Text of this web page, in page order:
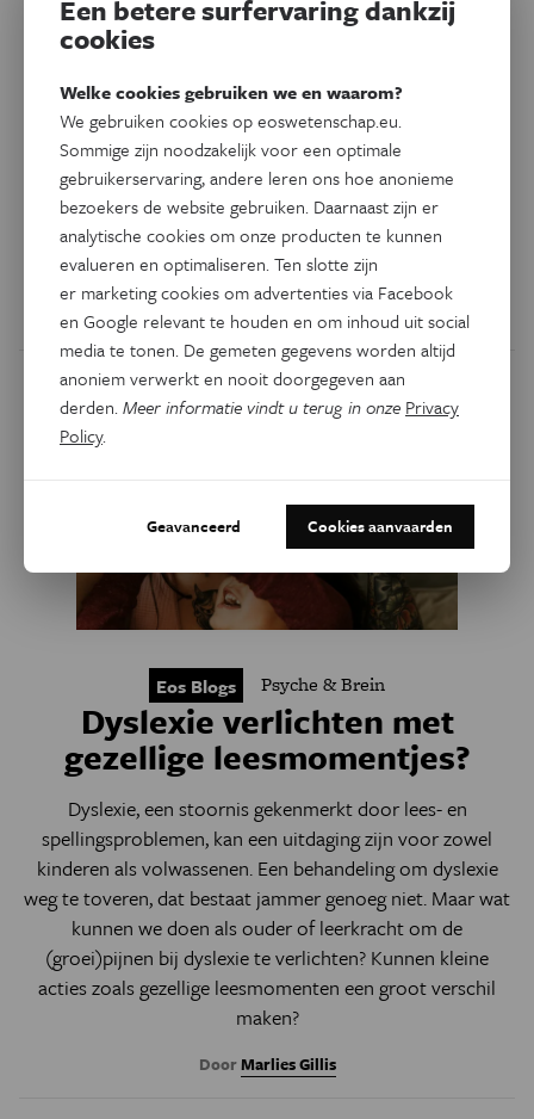
Psycho-educatie als eerste
stap voor acceptie
Je krijgt de diagnose dyslexie, wat betekent dat lezen en
spellen moeilijker gaan. Wat betekent dit verder nog? Hoe
ga je ermee om? Is dyslexie een zwaard van Damocles dat
boven je hoofd hangt?
DoorMarlies Gillis
Eos Blogs Psyche & Brein
Dyslexie verlichten met
gezellige leesmomentjes?
Dyslexie, een stoornis gekenmerkt door lees- en
spellingsproblemen, kan een uitdaging zijn voor zowel
kinderen als volwassenen. Een behandeling om dyslexie
weg te toveren, dat bestaat jammer genoeg niet. Maar wat
kunnen we doen als ouder of leerkracht om de
(groei)pijnen bij dyslexie te verlichten? Kunnen kleine
acties zoals gezellige leesmomenten een groot verschil
maken?
DoorMarlies Gillis
Een betere surfervaring dankzij
cookies
Welke cookies gebruiken we en waarom?
We gebruiken cookies op eoswetenschap.eu.
Sommige zijn noodzakelijk voor een optimale
gebruikerservaring, andere leren ons hoe anonieme
bezoekers de website gebruiken. Daarnaast zijn er
analytische cookies om onze producten te kunnen
evalueren en optimaliseren. Ten slotte zijn
er marketing cookies om advertenties via Facebook
en Google relevant te houden en om inhoud uit social
media te tonen. De gemeten gegevens worden altijd
anoniem verwerkt en nooit doorgegeven aan
derden.Meer informatie vindt u terug in onze Privacy
Policy.
Geavanceerd Cookies aanvaarden